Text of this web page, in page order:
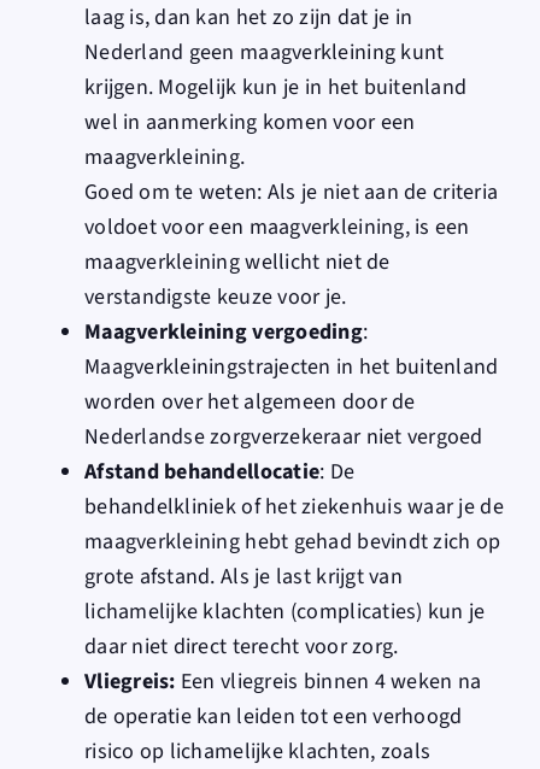
laag is, dan kan het zo zijn dat je in
Nederland geen maagverkleining kunt
krijgen. Mogelijk kun je in het buitenland
wel in aanmerking komen voor een
maagverkleining.
Goed om te weten: Als je niet aan de criteria
voldoet voor een maagverkleining, is een
maagverkleining wellicht niet de
verstandigste keuze voor je.
Maagverkleining vergoeding:
Maagverkleiningstrajecten in het buitenland
worden over het algemeen door de
Nederlandse zorgverzekeraar niet vergoed
Afstand behandellocatie: De
behandelkliniek of het ziekenhuis waar je de
maagverkleining hebt gehad bevindt zich op
grote afstand. Als je last krijgt van
lichamelijke klachten (complicaties) kun je
daar niet direct terecht voor zorg.
Vliegreis: Een vliegreis binnen 4 weken na
de operatie kan leiden tot een verhoogd
risico op lichamelijke klachten, zoals